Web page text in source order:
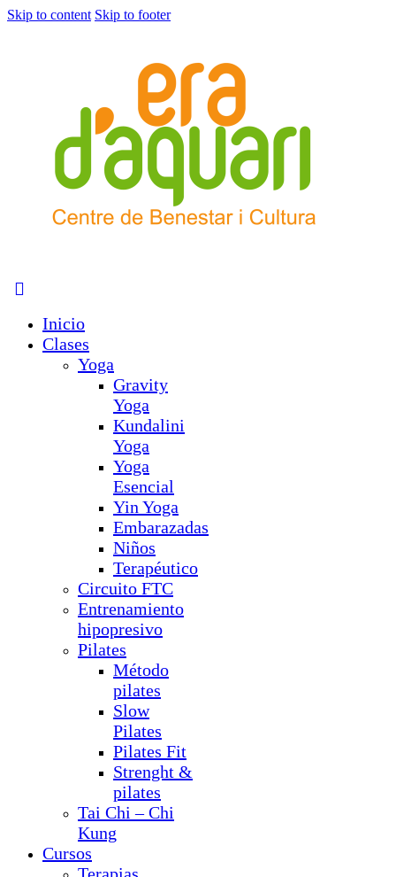
Skip to content Skip to footer
Inicio
Clases
Yoga
Gravity
Yoga
Kundalini
Yoga
Yoga
Esencial
Yin Yoga
Embarazadas
Niños
Terapéutico
Circuito FTC
Entrenamiento
hipopresivo
Pilates
Método
pilates
Slow
Pilates
Pilates Fit
Strenght &
pilates
Tai Chi – Chi
Kung
Cursos